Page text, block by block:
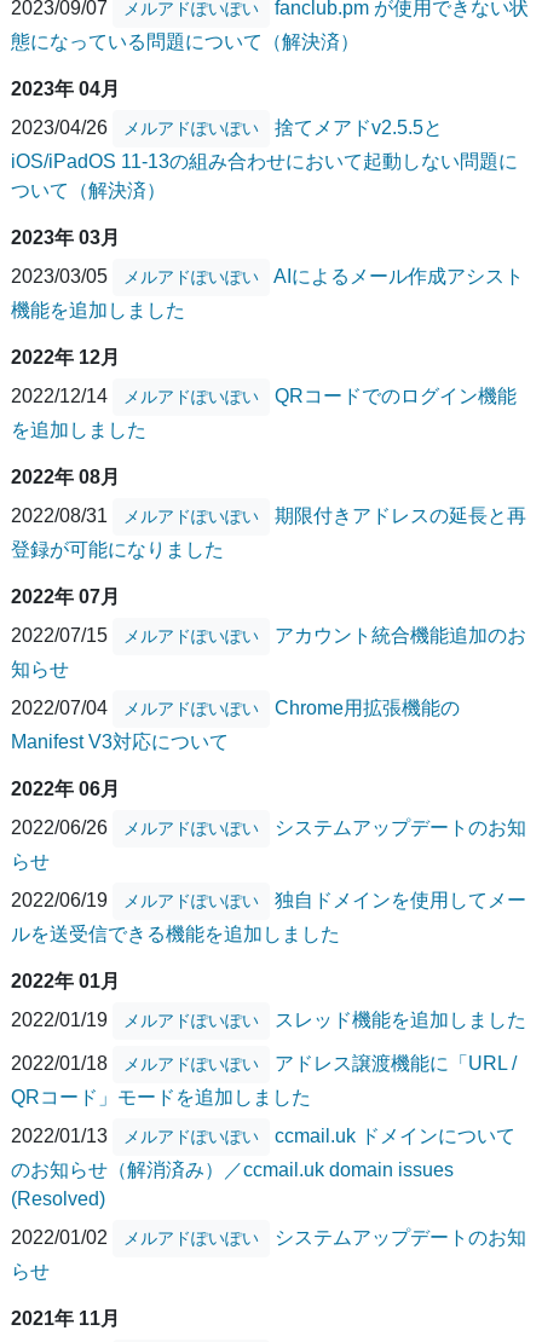
2023/09/07 メルアドぽいぽい
fanclub.pm が使用できない状
態になっている問題について（解決済）
2023年 04月
2023/04/26
メルアドぽいぽい
捨てメアドv2.5.5と
iOS/iPadOS 11-13の組み合わせにおいて起動しない問題に
ついて（解決済）
2023年 03月
2023/03/05
メルアドぽいぽい
AIによるメール作成アシスト
機能を追加しました
2022年 12月
2022/12/14
メルアドぽいぽい
QRコードでのログイン機能
を追加しました
2022年 08月
2022/08/31
メルアドぽいぽい
期限付きアドレスの延長と再
登録が可能になりました
2022年 07月
2022/07/15
メルアドぽいぽい
アカウント統合機能追加のお
知らせ
2022/07/04
メルアドぽいぽい
Chrome用拡張機能の
Manifest V3対応について
2022年 06月
2022/06/26
メルアドぽいぽい
システムアップデートのお知
らせ
2022/06/19
メルアドぽいぽい
独自ドメインを使用してメー
ルを送受信できる機能を追加しました
2022年 01月
2022/01/19
メルアドぽいぽい スレッド機能を追加しました
2022/01/18 メルアドぽいぽい
アドレス譲渡機能に「URL /
QRコード」モードを追加しました
2022/01/13
メルアドぽいぽい
ccmail.uk ドメインについて
のお知らせ（解消済み）／ccmail.uk domain issues
(Resolved)
2022/01/02
メルアドぽいぽい
システムアップデートのお知
らせ
2021年 11月